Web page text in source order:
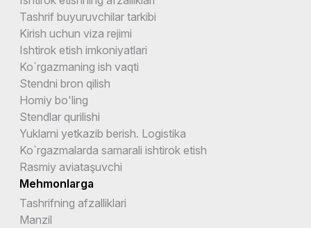
Tashrif buyuruvchilar tarkibi
Kirish uchun viza rejimi
Ishtirok etish imkoniyatlari
Ko`rgazmaning ish vaqti
Stendni bron qilish
Homiy bo'ling
Stendlar qurilishi
Yuklarni yetkazib berish. Logistika
Ko`rgazmalarda samarali ishtirok etish
Rasmiy aviataşuvchi
Mehmonlarga
Tashrifning afzalliklari
Manzil